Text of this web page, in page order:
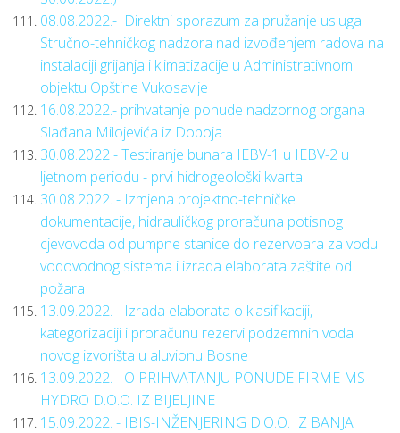
08.08.2022.- Direktni sporazum za pružanje usluga
Stručno-tehničkog nadzora nad izvođenjem radova na
instalaciji grijanja i klimatizacije u Administrativnom
objektu Opštine Vukosavlje
16.08.2022.- prihvatanje ponude nadzornog organa
Slađana Milojevića iz Doboja
30.08.2022 - Testiranje bunara IEBV-1 u IEBV-2 u
ljetnom periodu - prvi hidrogeološki kvartal
30.08.2022. - Izmjena projektno-tehničke
dokumentacije, hidrauličkog proračuna potisnog
cjevovoda od pumpne stanice do rezervoara za vodu
vodovodnog sistema i izrada elaborata zaštite od
požara
13.09.2022. - Izrada elaborata o klasifikaciji,
kategorizaciji i proračunu rezervi podzemnih voda
novog izvorišta u aluvionu Bosne
13.09.2022. - O PRIHVATANJU PONUDE FIRME MS
HYDRO D.O.O. IZ BIJELJINE
15.09.2022. - IBIS-INŽENJERING D.O.O. IZ BANJA